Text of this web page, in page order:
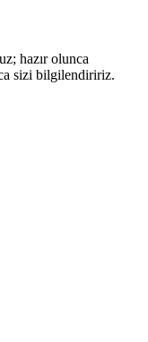
hazır olunca
sizi bilgilendiririz.